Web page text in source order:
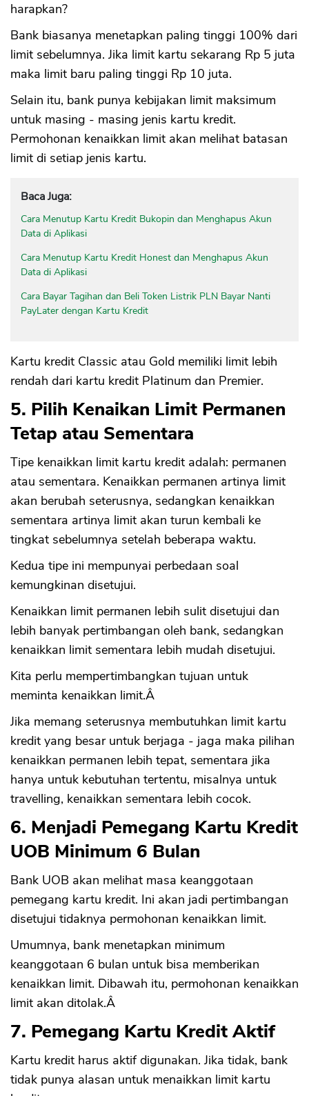
harapkan?
Bank biasanya menetapkan paling tinggi 100% dari
limit sebelumnya. Jika limit kartu sekarang Rp 5 juta
maka limit baru paling tinggi Rp 10 juta.
Selain itu, bank punya kebijakan limit maksimum
untuk masing - masing jenis kartu kredit.
Permohonan kenaikkan limit akan melihat batasan
limit di setiap jenis kartu.
Baca Juga:
Cara Menutup Kartu Kredit Bukopin dan Menghapus Akun
Data di Aplikasi
Cara Menutup Kartu Kredit Honest dan Menghapus Akun
Data di Aplikasi
Cara Bayar Tagihan dan Beli Token Listrik PLN Bayar Nanti
PayLater dengan Kartu Kredit
Kartu kredit Classic atau Gold memiliki limit lebih
rendah dari kartu kredit Platinum dan Premier.
5. Pilih Kenaikan Limit Permanen
Tetap atau Sementara
Tipe kenaikkan limit kartu kredit adalah: permanen
atau sementara. Kenaikkan permanen artinya limit
akan berubah seterusnya, sedangkan kenaikkan
sementara artinya limit akan turun kembali ke
tingkat sebelumnya setelah beberapa waktu.
Kedua tipe ini mempunyai perbedaan soal
kemungkinan disetujui.
Kenaikkan limit permanen lebih sulit disetujui dan
lebih banyak pertimbangan oleh bank, sedangkan
kenaikkan limit sementara lebih mudah disetujui.
Kita perlu mempertimbangkan tujuan untuk
meminta kenaikkan limit.Â
Jika memang seterusnya membutuhkan limit kartu
kredit yang besar untuk berjaga - jaga maka pilihan
kenaikkan permanen lebih tepat, sementara jika
hanya untuk kebutuhan tertentu, misalnya untuk
travelling, kenaikkan sementara lebih cocok.
6. Menjadi Pemegang Kartu Kredit
UOB Minimum 6 Bulan
Bank UOB akan melihat masa keanggotaan
pemegang kartu kredit. Ini akan jadi pertimbangan
disetujui tidaknya permohonan kenaikkan limit.
Umumnya, bank menetapkan minimum
keanggotaan 6 bulan untuk bisa memberikan
kenaikkan limit. Dibawah itu, permohonan kenaikkan
limit akan ditolak.Â
7. Pemegang Kartu Kredit Aktif
Kartu kredit harus aktif digunakan. Jika tidak, bank
tidak punya alasan untuk menaikkan limit kartu